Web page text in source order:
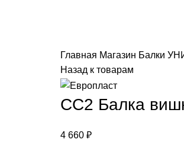
Главная Магазин Балки
Назад к товарам
СС2 Балка
4 660 ₽